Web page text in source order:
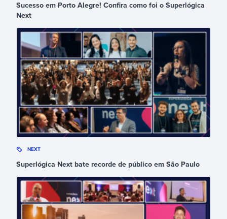
Sucesso em Porto Alegre! Confira como foi o Superlógica
Next
NEXT
Superlógica Next bate recorde de público em São Paulo